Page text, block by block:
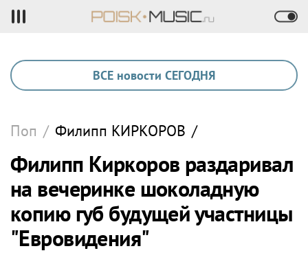
ВСЕ новости СЕГОДНЯ
Поп / Филипп КИРКОРОВ /
Филипп Киркоров раздаривал
на вечеринке шоколадную
копию губ будущей участницы
"Евровидения"